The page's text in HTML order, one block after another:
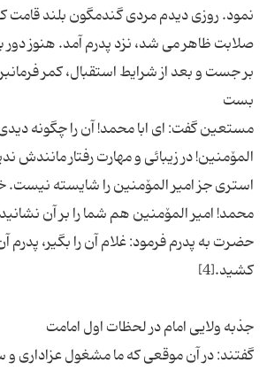
‏نمود. روزى دیدم مردى گندمگون بلند قامت
صلابت ظاهر مى‏ شد، نزد پدرم آمد. هنوز دور
بر جست و بعد از شرایط استقبال، كمر
مستعین گفت: اى ابا محمد! آن را چگونه
المۆمنین! در زیبائى و مهارت رفتار مانندش
استرى جز امیر المۆمنین را شایسته نیست.
محمد! امیر المۆمنین هم شما را بر آن
حضرت به پدرم فرمود: غلام آن را بگیر، پدرم
گفتند: در آن موقعى كه ما مشغول عزادارى و